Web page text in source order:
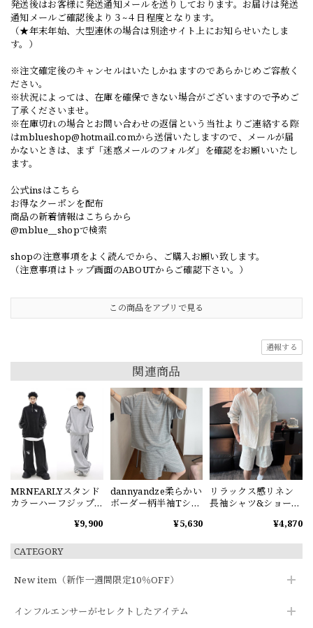
CATEGORY
New item（新作一週間限定10％OFF）
インフルエンサーがセレクトしたアイテム
発送後はお客様に発送通知メールを送りしております。お届けは発送
通知メールご確認後より３~４日程度となります。
（★年末年始、大型連休の場合は別途サイト上にお知らせいたしま
す。）
※注文確定後のキャンセルはいたしかねますのであらかじめご容赦く
ださい。
※状況によっては、在庫を確保できない場合がございますので予めご
了承くださいませ。
※在庫切れの場合とお問い合わせの返信という当社よりご連絡する際
はmblueshop@hotmail.comから送信いたしますので、メールが届
かないときは、まず「迷惑メールのフォルダ」を確認をお願いいたし
ます。
公式insはこちら
お得なクーポンを配布
商品の新着情報はこちらから
@mblue__shopで検索
shopの注意事項をよく読んでから、ご購入お願い致します。
（注意事項はトップ画面のABOUTからご確認下さい。）
この商品をアプリで見る
通報する
関連商品
MRNEARLYスタンド
カラーハーフジップ
¥9,900
dannyandze柔らかい
ボーダー柄半袖Tシャ
¥5,630
リラックス感リネン
長袖シャツ&ショート
¥4,870